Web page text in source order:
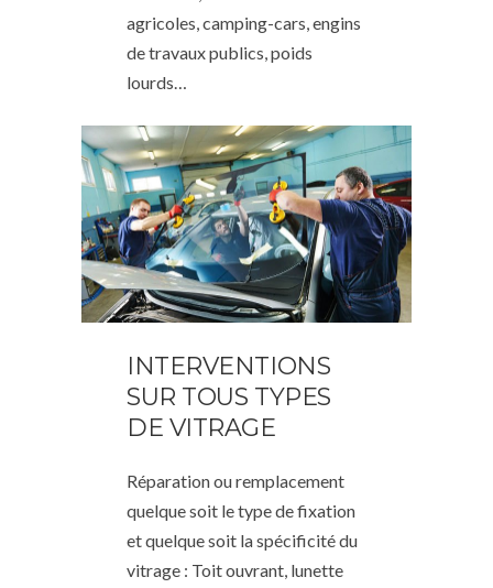
agricoles, camping-cars, engins
de travaux publics, poids
lourds…
INTERVENTIONS
SUR TOUS TYPES
DE VITRAGE
Réparation ou remplacement
quelque soit le type de fixation
et quelque soit la spécificité du
vitrage : Toit ouvrant, lunette